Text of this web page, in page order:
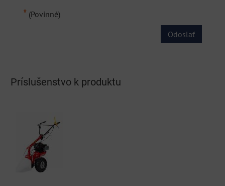
* (Povinné)
Odoslať
Príslušenstvo k produktu